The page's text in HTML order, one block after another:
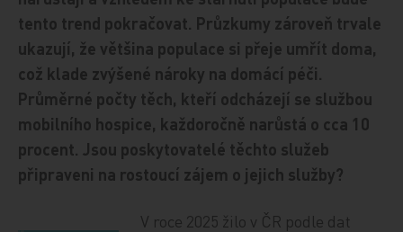
tento trend pokračovat. Průzkumy zároveň trvale
ukazují, že většina populace si přeje umřít doma,
což klade zvýšené nároky na domácí péči.
Průměrné počty těch, kteří odcházejí se službou
mobilního hospice, každoročně narůstá o cca 10
procent. Jsou poskytovatelé těchto služeb
připraveni na rostoucí zájem o jejich služby?
V roce 2025 žilo v ČR podle dat